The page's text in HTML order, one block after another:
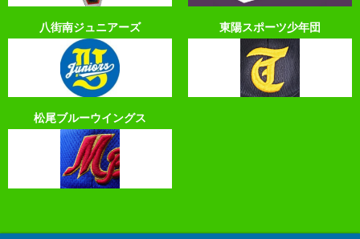
八街南ジュニアーズ 東陽スポーツ少年団
松尾ブルーウイングス